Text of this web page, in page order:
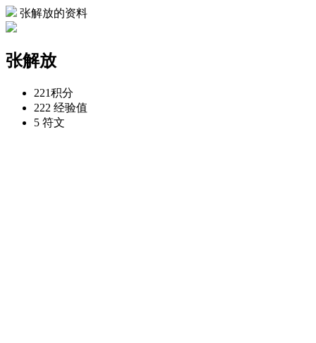
张解放的资料
张解放
221积分
222 经验值
5 符文